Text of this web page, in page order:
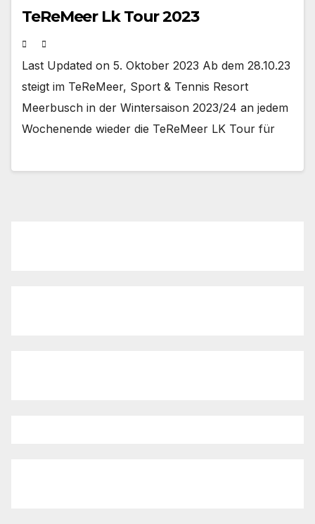
TeReMeer Lk Tour 2023
Last Updated on 5. Oktober 2023 Ab dem 28.10.23
steigt im TeReMeer, Sport & Tennis Resort
Meerbusch in der Wintersaison 2023/24 an jedem
Wochenende wieder die TeReMeer LK Tour für